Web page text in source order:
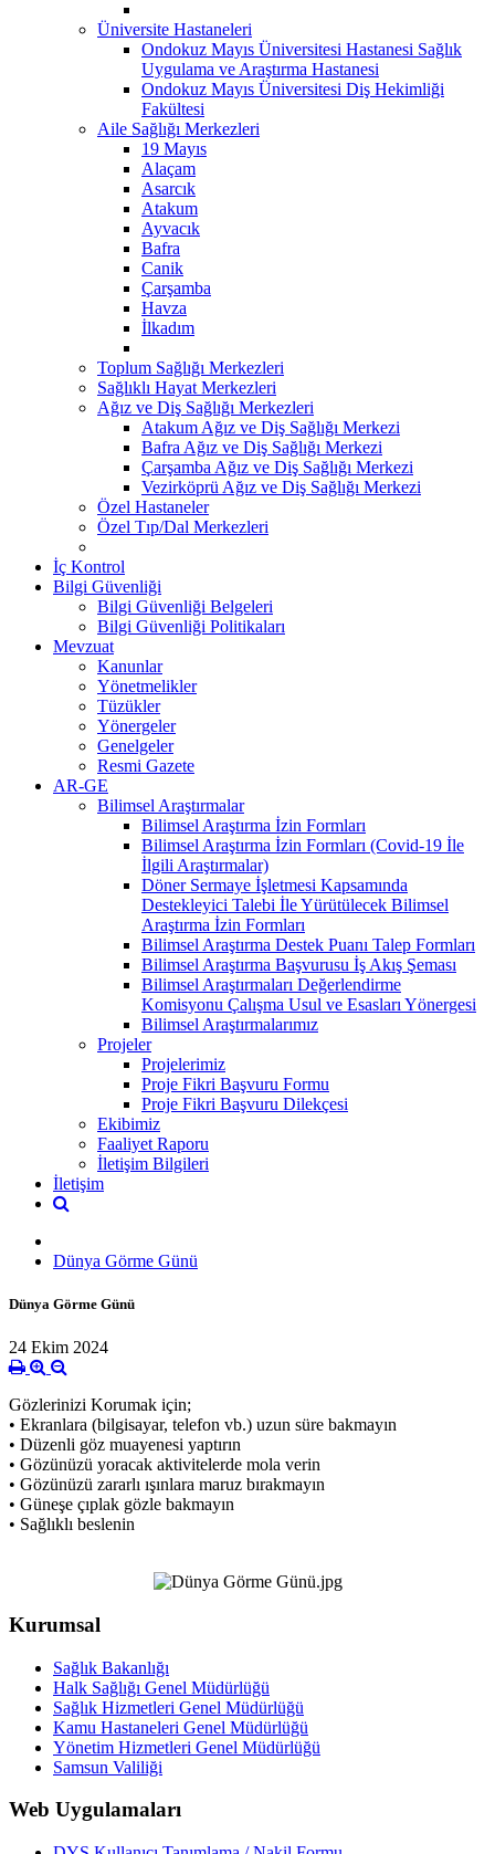
Üniversite Hastaneleri
Ondokuz Mayıs Üniversitesi Hastanesi Sağlık
Uygulama ve Araştırma Hastanesi
Ondokuz Mayıs Üniversitesi Diş Hekimliği
Fakültesi
Aile Sağlığı Merkezleri
19 Mayıs
Alaçam
Asarcık
Atakum
Ayvacık
Bafra
Canik
Çarşamba
Havza
İlkadım
Toplum Sağlığı Merkezleri
Sağlıklı Hayat Merkezleri
Ağız ve Diş Sağlığı Merkezleri
Atakum Ağız ve Diş Sağlığı Merkezi
Bafra Ağız ve Diş Sağlığı Merkezi
Çarşamba Ağız ve Diş Sağlığı Merkezi
Vezirköprü Ağız ve Diş Sağlığı Merkezi
Özel Hastaneler
Özel Tıp/Dal Merkezleri
İç Kontrol
Bilgi Güvenliği
Bilgi Güvenliği Belgeleri
Bilgi Güvenliği Politikaları
Mevzuat
Kanunlar
Yönetmelikler
Tüzükler
Yönergeler
Genelgeler
Resmi Gazete
AR-GE
Bilimsel Araştırmalar
Bilimsel Araştırma İzin Formları
Bilimsel Araştırma İzin Formları (Covid-19 İle
İlgili Araştırmalar)
Döner Sermaye İşletmesi Kapsamında
Destekleyici Talebi İle Yürütülecek Bilimsel
Araştırma İzin Formları
Bilimsel Araştırma Destek Puanı Talep Formları
Bilimsel Araştırma Başvurusu İş Akış Şeması
Bilimsel Araştırmaları Değerlendirme
Komisyonu Çalışma Usul ve Esasları Yönergesi
Bilimsel Araştırmalarımız
Projeler
Projelerimiz
Proje Fikri Başvuru Formu
Proje Fikri Başvuru Dilekçesi
Ekibimiz
Faaliyet Raporu
İletişim Bilgileri
İletişim
Dünya Görme Günü
Dünya Görme Günü
24 Ekim 2024
Gözlerinizi Korumak için;
• Ekranlara (bilgisayar, telefon vb.) uzun süre bakmayın
• Düzenli göz muayenesi yaptırın
• Gözünüzü yoracak aktivitelerde mola verin
• Gözünüzü zararlı ışınlara maruz bırakmayın
• Güneşe çıplak gözle bakmayın
• Sağlıklı beslenin
Kurumsal
Sağlık Bakanlığı
Halk Sağlığı Genel Müdürlüğü
Sağlık Hizmetleri Genel Müdürlüğü
Kamu Hastaneleri Genel Müdürlüğü
Yönetim Hizmetleri Genel Müdürlüğü
Samsun Valiliği
Web Uygulamaları